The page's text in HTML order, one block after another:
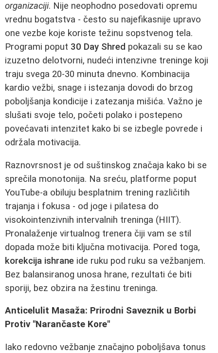
organizaciji. Nije neophodno posedovati opremu
vrednu bogatstva - često su najefikasnije upravo
one vezbe koje koriste težinu sopstvenog tela.
Programi poput 30 Day Shred pokazali su se kao
izuzetno delotvorni, nudeći intenzivne treninge koji
traju svega 20-30 minuta dnevno. Kombinacija
kardio vežbi, snage i istezanja dovodi do brzog
poboljšanja kondicije i zatezanja mišića. Važno je
slušati svoje telo, početi polako i postepeno
povećavati intenzitet kako bi se izbegle povrede i
održala motivacija.
Raznovrsnost je od suštinskog značaja kako bi se
sprečila monotonija. Na sreću, platforme poput
YouTube-a obiluju besplatnim trening različitih
trajanja i fokusa - od joge i pilatesa do
visokointenzivnih intervalnih treninga (HIIT).
Pronalaženje virtualnog trenera čiji vam se stil
dopada može biti ključna motivacija. Pored toga,
korekcija ishrane ide ruku pod ruku sa vežbanjem.
Bez balansiranog unosa hrane, rezultati će biti
sporiji, bez obzira na žestinu treninga.
Anticelulit Masaža: Prirodni Saveznik u Borbi
Protiv "Narančaste Kore"
Iako redovno vežbanje značajno poboljšava tonus